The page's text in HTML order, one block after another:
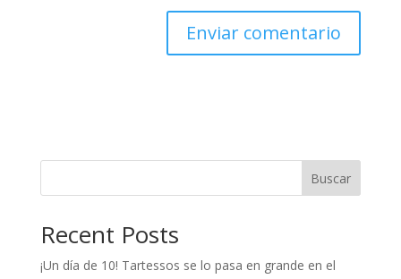
Buscar
Recent Posts
¡Un día de 10! Tartessos se lo pasa en grande en el